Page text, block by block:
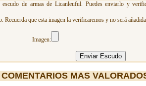
escudo de armas de Licanleuful. Puedes enviarlo y
Recuerda que esta imagen la verificaremos y no será
Imagen:
MAS